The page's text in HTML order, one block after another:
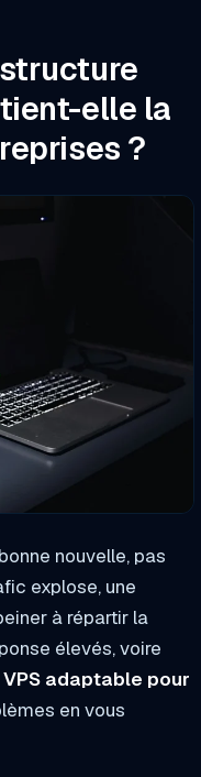
elle la
?
nouvelle, pas
explose, une
à répartir la
élevés, voire
adaptable pour
en vous